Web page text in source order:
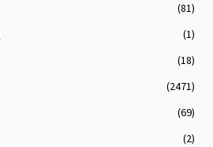
(81)
(1)
(18)
(2471)
(69)
(2)